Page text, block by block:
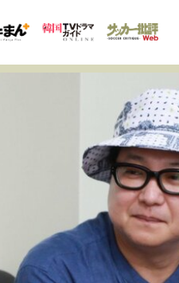
プロフェッショナルの矜持